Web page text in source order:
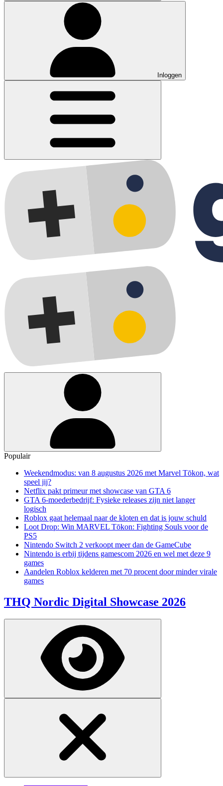
Inloggen
Populair
Weekendmodus: van 8 augustus 2026 met Marvel Tōkon, wat
speel jij?
Netflix pakt primeur met showcase van GTA 6
GTA 6-moederbedrijf: Fysieke releases zijn niet langer
logisch
Roblox gaat helemaal naar de kloten en dat is jouw schuld
Loot Drop: Win MARVEL Tōkon: Fighting Souls voor de
PS5
Nintendo Switch 2 verkoopt meer dan de GameCube
Nintendo is erbij tijdens gamescom 2026 en wel met deze 9
games
Aandelen Roblox kelderen met 70 procent door minder virale
games
THQ Nordic Digital Showcase 2026